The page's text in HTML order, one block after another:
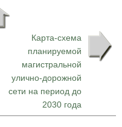
Карта-схема
планируемой
магистральной
улично-дорожной
сети на период до
2030 года